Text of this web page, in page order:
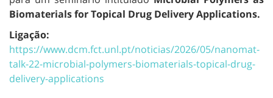
Biomaterials for Topical Drug Delivery Applications.
Ligação:
https://www.dcm.fct.unl.pt/noticias/2026/05/nanomat-
talk-22-microbial-polymers-biomaterials-topical-drug-
delivery-applications